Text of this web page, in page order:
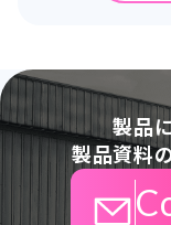
製品
製品資料